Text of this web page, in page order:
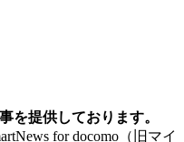
を提供しております。
for docomo（旧マイ